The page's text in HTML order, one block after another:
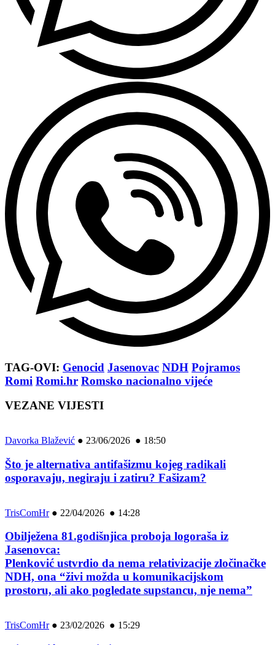
TAG-OVI: Genocid Jasenovac NDH Pojramos
Romi Romi.hr Romsko nacionalno vijeće
VEZANE VIJESTI
Davorka Blažević ● 23/06/2026 ● 18:50
Što je alternativa antifašizmu kojeg radikali
osporavaju, negiraju i zatiru? Fašizam?
TrisComHr● 22/04/2026 ● 14:28
Obilježena 81.godišnjica proboja logoraša iz
Jasenovca:
Plenković ustvrdio da nema relativizacije zločinačke
NDH, ona “živi možda u komunikacijskom
prostoru, ali ako pogledate supstancu, nje nema”
TrisComHr● 23/02/2026 ● 15:29